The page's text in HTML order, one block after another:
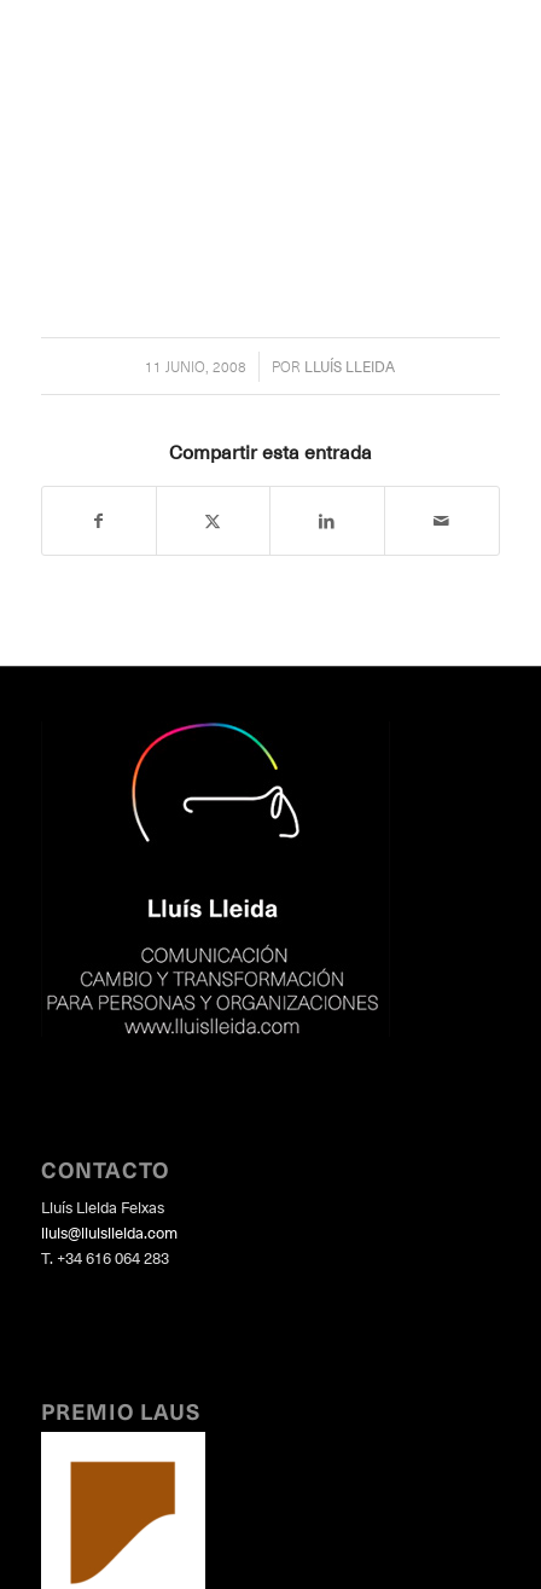
11 JUNIO, 2008
/ POR LLUÍS LLEIDA
Compartir esta entrada
CONTACTO
Lluís Lleida Feixas
lluis@lluislleida.com
T. +34 616 064 283
PREMIO LAUS